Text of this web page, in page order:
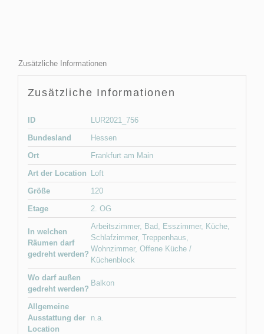
Zusätzliche Informationen
Zusätzliche Informationen
ID
LUR2021_756
Bundesland
Hessen
Ort
Frankfurt am Main
Art der Location Loft
Größe
120
Etage
2. OG
In welchen
Räumen darf
gedreht werden?
Arbeitszimmer, Bad, Esszimmer, Küche,
Schlafzimmer, Treppenhaus
Wohnzimmer, Offene Küche /
Küchenblock
Wo darf außen
gedreht werden?
Balkon
Allgemeine
Ausstattung der
Location
n.a.